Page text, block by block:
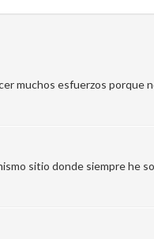
esfuerzos porque
sitio donde siempre he